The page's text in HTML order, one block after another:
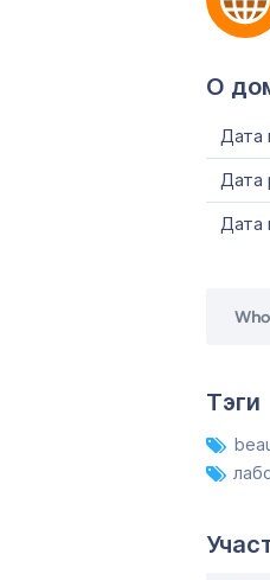
О
Дата
Дата
Дата
Тэги